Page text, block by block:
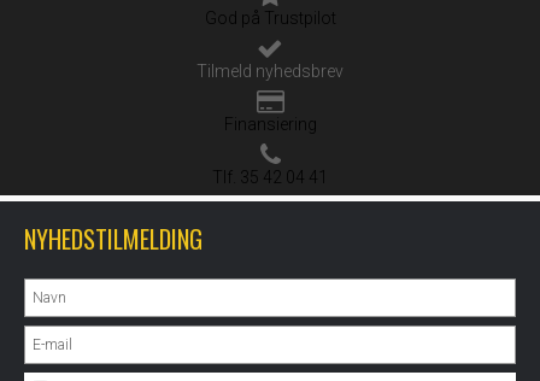
God på Trustpilot
Tilmeld nyhedsbrev
Finansiering
Tlf. 35 42 04 41
NYHEDSTILMELDING